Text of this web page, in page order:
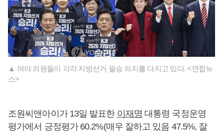
▲ 여야 의원들이 각각 지방선거 필승 의지를 다지고 있다. <연합뉴
스>
조원씨앤아이가 13일 발표한 이재명 대통령 국정운영
평가에서 긍정평가 60.2%(매우 잘하고 있음 47.5%, 잘